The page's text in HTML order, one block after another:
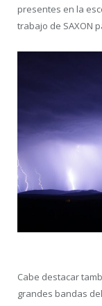
presentes en la
trabajo de SAXON
Cabe destacar
grandes bandas del